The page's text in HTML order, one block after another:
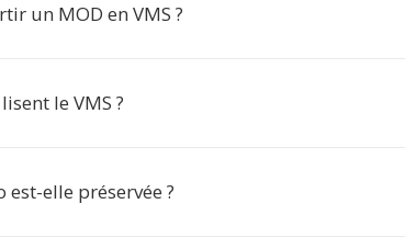
un MOD en VMS ?
le VMS ?
elle préservée ?